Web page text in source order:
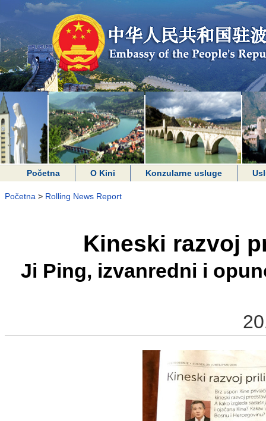
Početna O Kini Konzularne usluge
Početna > Rolling News Report
Kineski razvoj
Ji Ping, izvanredni i